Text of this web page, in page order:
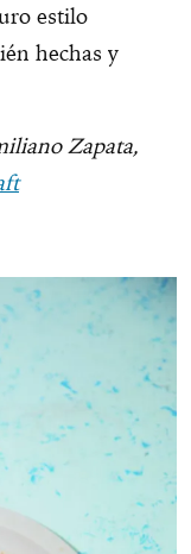
estilo
hechas y
Zapata,